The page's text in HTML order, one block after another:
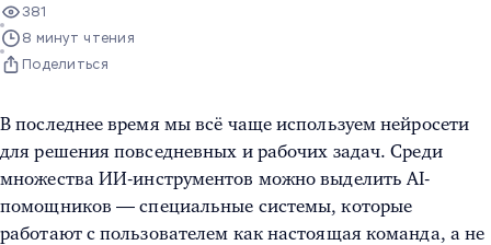
381
8 минут чтения
Поделиться
В последнее время мы всё чаще используем нейросети
для решения повседневных и рабочих задач. Среди
множества ИИ-инструментов можно выделить AI-
помощников — специальные системы, которые
работают с пользователем как настоящая команда, а не